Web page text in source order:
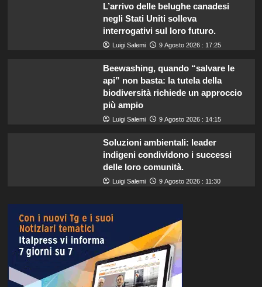
L’arrivo delle belughe canadesi
negli Stati Uniti solleva
interrogativi sul loro futuro.
Luigi Salemi 9 Agosto 2026 : 17:25
Beewashing, quando “salvare le
api” non basta: la tutela della
biodiversità richiede un approccio
più ampio
Luigi Salemi 9 Agosto 2026 : 14:15
Soluzioni ambientali: leader
indigeni condividono i successi
delle loro comunità.
Luigi Salemi 9 Agosto 2026 : 11:30